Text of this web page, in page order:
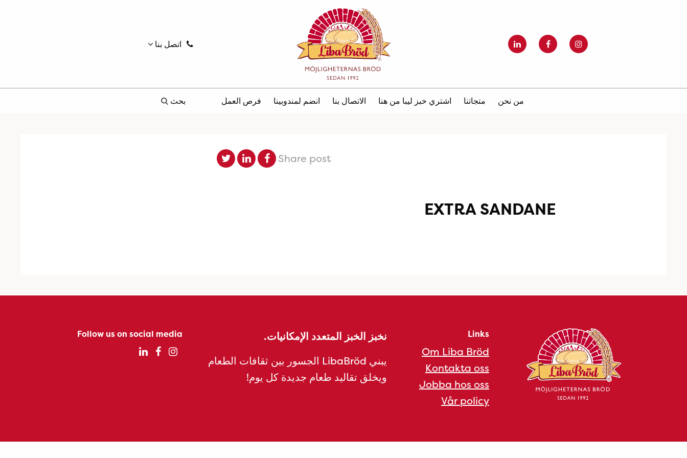
اتصل بنا
من نحن متجاتنا اشتري خبز ليبا من هنا الاتصال بنا انضم لمندوبينا فرص العمل بحث
Share post
EXTRA SANDANE
Links
Om Liba Bröd
Kontakta oss
Jobba hos oss
Vår policy
نخبز الخبز المتعدد الإمكانيات.
يبني LibaBröd الجسور بين ثقافات الطعام
ويخلق تقاليد طعام جديدة كل يوم!
Follow us on social media